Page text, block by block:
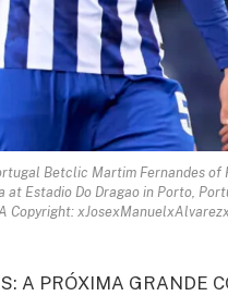
Betclic Martim Fernandes
at Estadio Do Dragao in Porto,
Copyright:
A PRÓXIMA GRANDE